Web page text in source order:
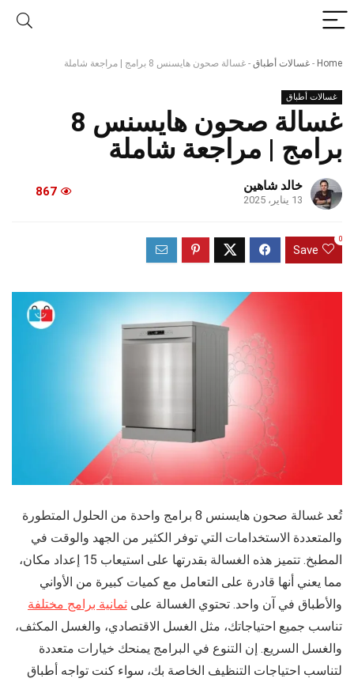
Home
- غسالات أطباق - غسالة صحون هايسنس 8 برامج | مراجعة شاملة
غسالات أطباق
غسالة صحون هايسنس 8
برامج | مراجعة شاملة
خالد شاهين
13 يناير، 2025
867
Save
0
تُعد غسالة صحون هايسنس 8 برامج واحدة من الحلول المتطورة
والمتعددة الاستخدامات التي توفر الكثير من الجهد والوقت في
المطبخ. تتميز هذه الغسالة بقدرتها على استيعاب 15 إعداد مكان،
مما يعني أنها قادرة على التعامل مع كميات كبيرة من الأواني
والأطباق في آن واحد. تحتوي الغسالة على ثمانية برامج مختلفة
تناسب جميع احتياجاتك، مثل الغسل الاقتصادي، والغسل المكثف،
والغسل السريع. إن التنوع في البرامج يمنحك خيارات متعددة
لتناسب احتياجات التنظيف الخاصة بك، سواء كنت تواجه أطباق